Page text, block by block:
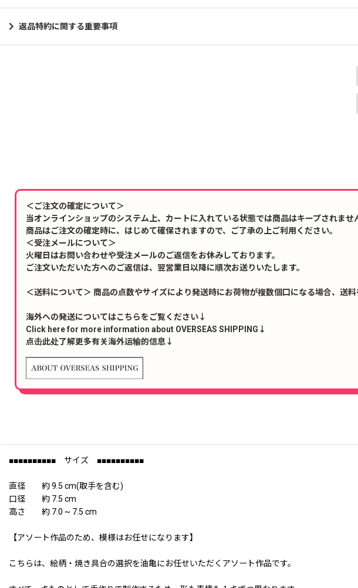
返品特約に関する重要事項
＜ご注文の確定について＞
当オンラインショップのシステム上、カートに入れている状態では商品はキープされませ
商品はご注文の確定時に、はじめて確保されますので、ご了承の上ご利用ください。
＜受注メールについて＞
火曜日はお問い合わせや受注メールのご返信をお休みしております。
ご注文いただいた方へのご返信は、翌営業日以降に順次お送りいたします。
＜送料について＞ 商品の点数やサイズにより発送時にお荷物が複数個口になる場合、送
海外への発送についてはこちらをご覧ください↓
Click here for more information about OVERSEAS SHIPPING↓
点击此处了解更多有关海外运输的信息↓
■■■■■■■■■■ サイズ ■■■■■■■■■■
直径 約 9.5 cm(取手を含む)
口径 約 7.5 cm
高さ 約 7.0 ~ 7.5 cm
【アソート作品のため、模様はお任せになります】
こちらは、絵柄・焼き具合の選択を油亀にお任せいただくアソート作品です。